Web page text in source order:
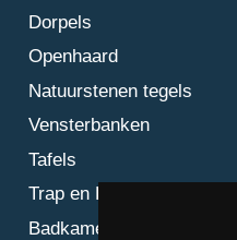
Dorpels
Openhaard
Natuurstenen tegels
Vensterbanken
Tafels
Trap en Bordes
Badkamer